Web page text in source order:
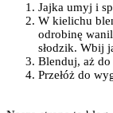
Jajka umyj i
W kielichu
odrobinę
słodzik. Wbij
Blenduj, aż do
Przełóż do